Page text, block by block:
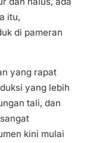
itu,
di pameran
yang rapat
yang lebih
tali, dan
kini mulai